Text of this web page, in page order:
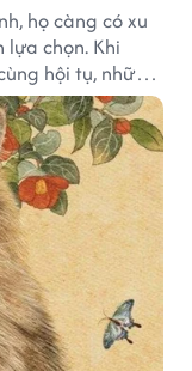
họ càng có xu
chọn. Khi
hội tụ, những
được thay thế